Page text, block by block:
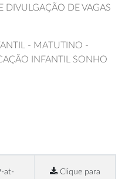
DIVULGAÇÃO DE VAGAS
- MATUTINO -
INFANTIL SONHO
at-
Clique para